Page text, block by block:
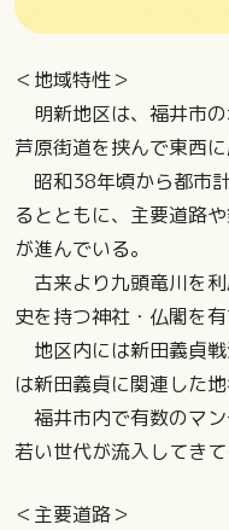
＜地域特性＞
明新地区は、福井市の
芦原街道を挟んで東西に
昭和38年頃から都市
るとともに、主要道路
が進んでいる。
古来より九頭竜川を
史を持つ神社・仏閣を有
地区内には新田義貞
は新田義貞に関連した地
福井市内で有数のマ
若い世代が流入してきて
＜主要道路＞